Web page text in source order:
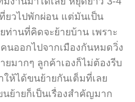
ยวไปพักผ่อน แต่มันเป็น
ท่านที่คิดจะย้ายบ้าน เพราะ
นออกไปจากเมืองกันหมดวิ่ง
ยมากๆ ลูกค้าเองก็ไม่ต้องรีบ
ให้ได้ขนย้ายกันเต็มที่เลย
ย้ายก็เป็นเรื่องสำคัญมาก